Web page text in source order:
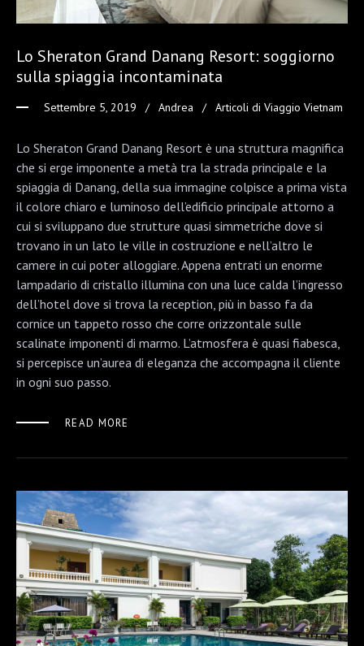
Lo Sheraton Grand Danang Resort: soggiorno
sulla spiaggia incontaminata
Settembre 5, 2019 Andrea Articoli di Viaggio Vietnam
Lo Sheraton Grand Danang Resort è una struttura magnifica
che si erge imponente a metà tra la strada principale e la
spiaggia di Danang, della sua immagine colpisce a prima vista
il colore chiaro e luminoso dell’edificio principale attorno a
cui si sviluppano due strutture quasi simmetriche dove si
trovano in un lato le ville in costruzione e nell’altro le
camere in cui poter alloggiare. Appena entrati un enorme
lampadario di cristallo illumina con una luce calda l’ingresso
dell’hotel dove si trova la reception, più in basso fa da
cornice un tappeto rosso che corre orizzontale sulle
scalinate imponenti di marmo. L’atmosfera è quasi fiabesca,
si percepisce un’aurea di eleganza che accompagna il cliente
in ogni suo passo.
READ MORE